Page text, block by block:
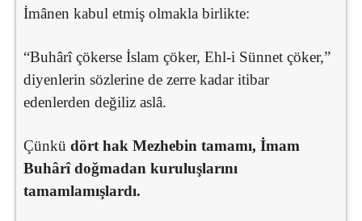
İmânen kabul etmiş olmakla birlikte:
“Buhârî çökerse İslam çöker, Ehl-i Sünnet çöker,”
diyenlerin sözlerine de zerre kadar itibar
edenlerden değiliz aslâ.
Çünkü dört hak Mezhebin tamamı, İmam
Buhârî doğmadan kuruluşlarını
tamamlamışlardı.